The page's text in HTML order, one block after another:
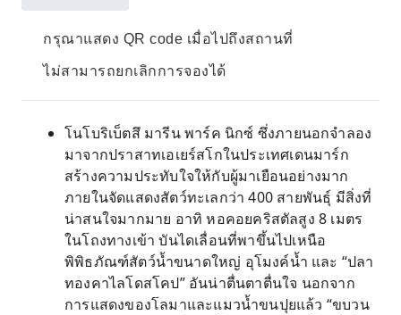
กรุณาแสดง QR code เมื่อไปถึงสถานที่
ไม่สามารถยกเลิกการจองได้
โนโบริเบ็ตสึ มารีน พาร์ค นิกซ์ ซึ่งภายนอกจำลอง
มาจากปราสาทเอเยร์สโกในประเทศเดนมาร์ก
สร้างความประทับใจให้กับผู้มาเยือนอย่างมาก
ภายในจัดแสดงสัตว์ทะเลกว่า 400 สายพันธุ์ มีสิ่งที่
น่าสนใจมากมาย อาทิ หอคอยคริสตัลสูง 8 เมตร
ในโถงทางเข้า บันไดเลื่อนที่พาขึ้นไปเหนือ
พิพิธภัณฑ์สัตว์น้ำขนาดใหญ่ อุโมงค์น้ำ และ “ปลา
ทองคาไลโดสโคป” อันน่าตื่นตาตื่นใจ นอกจาก
การแสดงของโลมาและแมวน้ำขนปุยแล้ว “ขบวน